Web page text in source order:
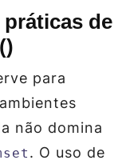
de
para
não domina
. O uso de